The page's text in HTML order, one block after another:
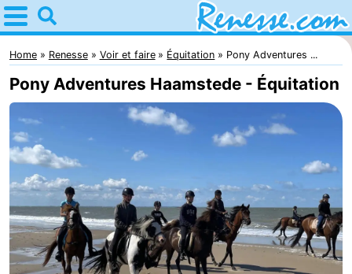
Home
Renesse
Astuces
Avec
les
enfants
Passer
la
nuit
Appartements
-
Port
-
Home Renesse Voir et faire Équitation Pony Adventures ...
Pony Adventures Haamstede - Équitation